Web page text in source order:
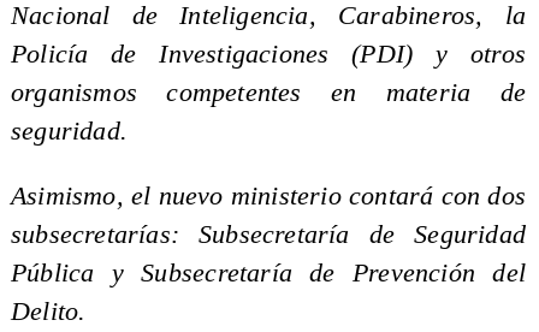
Nacional de Inteligencia, Carabineros, la
Policía de Investigaciones (PDI) y otros
organismos competentes en materia de
seguridad.
Asimismo, el nuevo ministerio contará con dos
subsecretarías: Subsecretaría de Seguridad
Pública y Subsecretaría de Prevención del
Delito.